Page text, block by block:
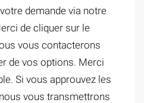
demande via notre
de cliquer sur le
vous contacterons
de vos options. Merci
Si vous approuvez les
vous transmettrons